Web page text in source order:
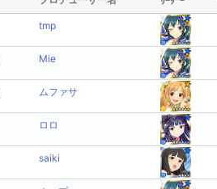
tmp
Mie
ムファサ
ロロ
saiki